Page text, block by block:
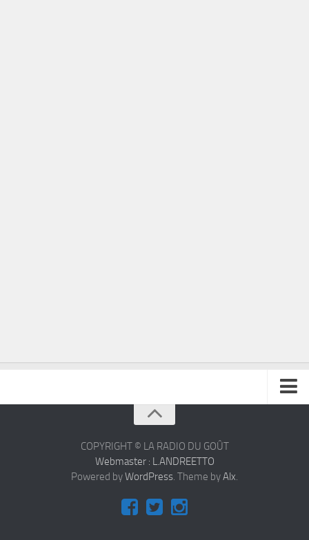
COPYRIGHT © LA RADIO DU GOÛT
Webmaster : L.ANDREETTO
Powered byWordPress. Theme byAlx.